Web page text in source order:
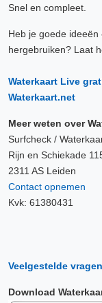
Snel en compleet.
Heb je goede
hergebruiken? Laat
Waterkaart Live
Waterkaart.net
Meer weten over
Surfcheck /
Rijn en Schiekade
2311 AS Leiden
Contact opnemen
Kvk: 61380431
Veelgestelde vragen
Download